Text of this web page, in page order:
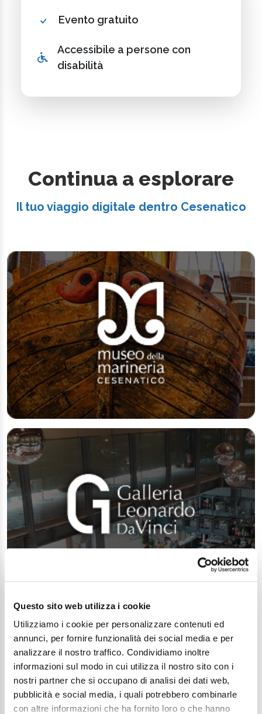
Questo sito web utilizza i cookie
Utilizziamo i cookie per personalizzare contenuti ed
annunci, per fornire funzionalità dei social media e per
analizzare il nostro traffico. Condividiamo inoltre
informazioni sul modo in cui utilizza il nostro sito con i
nostri partner che si occupano di analisi dei dati web,
pubblicità e social media, i quali potrebbero combinarle
con altre informazioni che ha fornito loro o che hanno
Evento gratuito
Accessibile a persone con
disabilità
Continua a esplorare
Il tuo viaggio digitale dentro Cesenatico